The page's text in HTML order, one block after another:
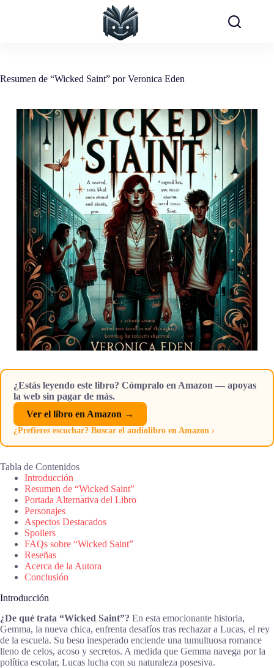
Resumen de “Wicked Saint” por Veronica Eden
¿Estás leyendo este libro? Cómpralo en Amazon — apoyas
la web sin pagar de más.
Ver el libro en Amazon →
¿Prefieres escuchar? Buscar el audiolibro en Amazon ›
Tabla de Contenidos
Introducción
Resumen de “Wicked Saint”
Portada Alternativa del Libro
Personajes
Aspectos Destacados
Spoilers
FAQs sobre “Wicked Saint”
Reseñas
Acerca de la Autora
Conclusión
Introducción
¿De qué trata “Wicked Saint”? En esta emocionante historia,
Gemma, la nueva chica, enfrenta desafíos tras rechazar a Lucas, el rey
de la escuela. Su beso inesperado enciende una tumultuosa romance
lleno de celos, acoso y secretos. A medida que Gemma navega por la
política escolar, Lucas lucha con su naturaleza posesiva.